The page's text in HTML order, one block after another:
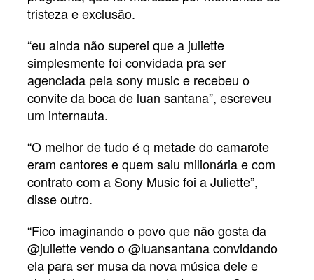
tristeza e exclusão.
“eu ainda não superei que a juliette
simplesmente foi convidada pra ser
agenciada pela sony music e recebeu o
convite da boca de luan santana”, escreveu
um internauta.
“O melhor de tudo é q metade do camarote
eram cantores e quem saiu milionária e com
contrato com a Sony Music foi a Juliette”,
disse outro.
“Fico imaginando o povo que não gosta da
@juliette vendo o @luansantana convidando
ela para ser musa da nova música dele e